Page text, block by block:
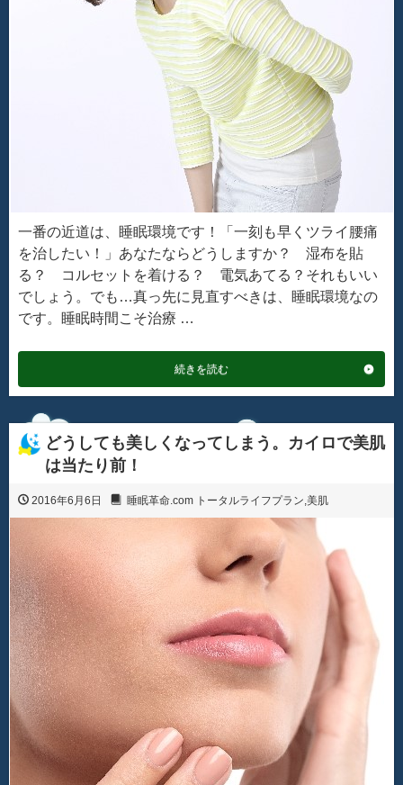
一番の近道は、睡眠環境です！「一刻も早くツライ腰痛
を治したい！」あなたならどうしますか？ 湿布を貼
る？ コルセットを着ける？ 電気あてる？それもいい
でしょう。でも…真っ先に見直すべきは、睡眠環境なの
です。睡眠時間こそ治療 …
続きを読む
どうしても美しくなってしまう。カイロで美肌
は当たり前！
2016年6月6日 睡眠革命.com トータルライフプラン,美肌